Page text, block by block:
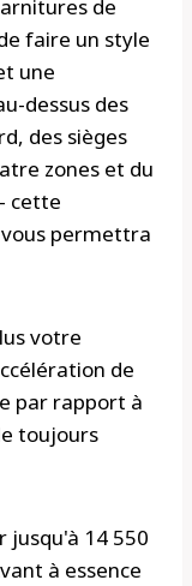
de
faire un style
une
dessus des
des sièges
zones et du
cette
permettra
votre
de
par rapport à
toujours
jusqu'à 14 550
à essence